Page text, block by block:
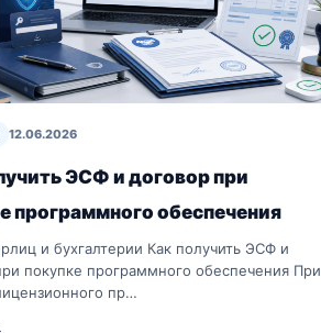
12.06.2026
ЭСФ и договор при
программного обеспечения
и бухгалтерии Как получить ЭСФ и
покупке программного обеспечения При
пр…